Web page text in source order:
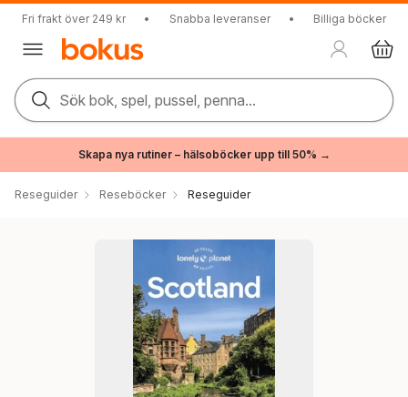
Fri frakt över 249 kr • Snabba leveranser • Billiga böcker
Sök bok, spel, pussel, penna...
Skapa nya rutiner – hälsoböcker upp till 50% →
Reseguider Reseböcker Reseguider